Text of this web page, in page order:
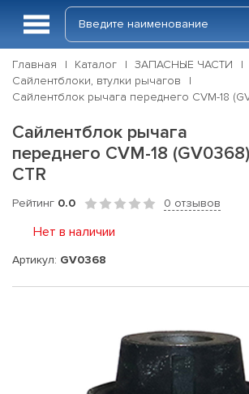
Главная Каталог ЗАПАСНЫЕ ЧАСТИ
Сайлентблоки, втулки рычагов
Сайлентблок рычага переднего CVM-18
Сайлентблок рычага
переднего CVM-18 (GV0368)
CTR
Рейтинг 0.0 0 отзывов
Нет в наличии
Артикул: GV0368